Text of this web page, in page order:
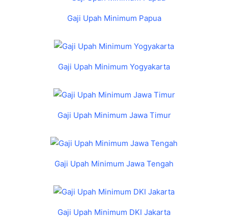
Gaji Upah Minimum Papua
Gaji Upah Minimum Yogyakarta
Gaji Upah Minimum Jawa Timur
Gaji Upah Minimum Jawa Tengah
Gaji Upah Minimum DKI Jakarta